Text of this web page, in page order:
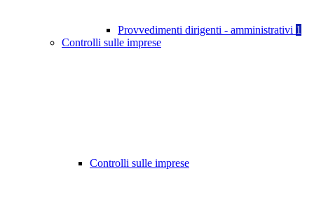
Provvedimenti dirigenti - amministrativi 1
Controlli sulle imprese
Controlli sulle imprese